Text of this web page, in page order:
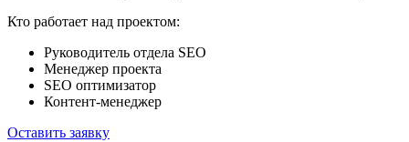
Кто работает над проектом:
Руководитель отдела SEO
Менеджер проекта
SEO оптимизатор
Контент-менеджер
Оставить заявку